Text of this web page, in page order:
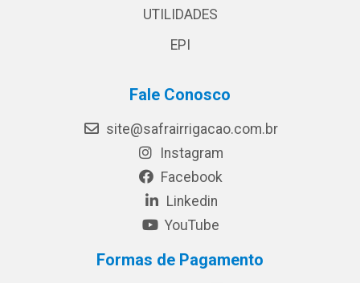
UTILIDADES
EPI
Fale Conosco
site@safrairrigacao.com.br
Instagram
Facebook
Linkedin
YouTube
Formas de Pagamento